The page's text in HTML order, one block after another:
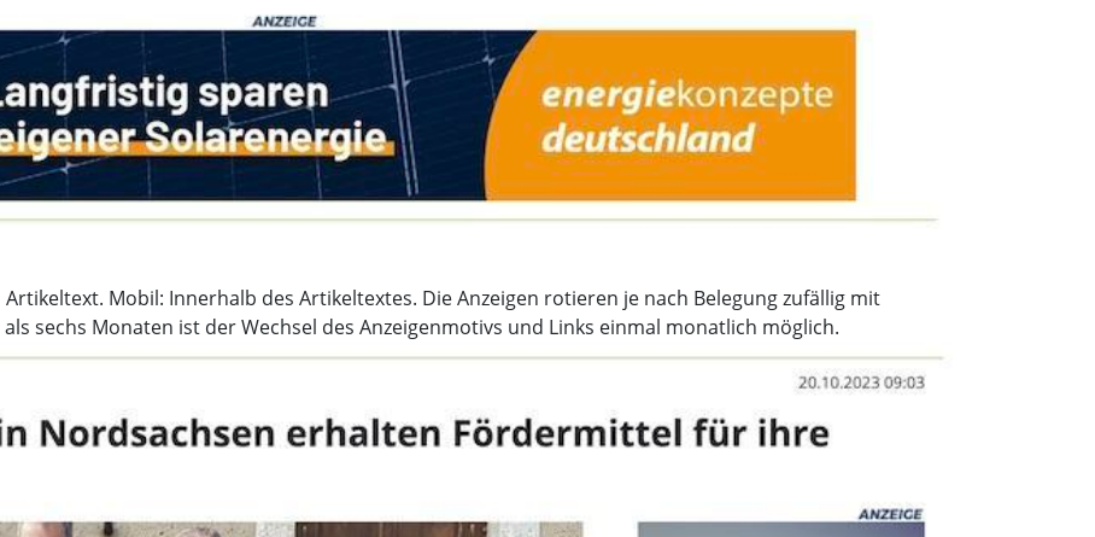
Mobil: Innerhalb des Artikeltextes. Die Anzeigen rotieren je nach Belegung zufällig mit
sechs Monaten ist der Wechsel des Anzeigenmotivs und Links einmal monatlich möglich.